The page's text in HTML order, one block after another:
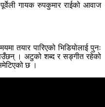
पूर्वेली गायक रुपकुमार राईको आवाज
तयार पारिएको भिडियोलाई पुनः
। अटुको शब्द र सङ्गीत रहेको
छ ।